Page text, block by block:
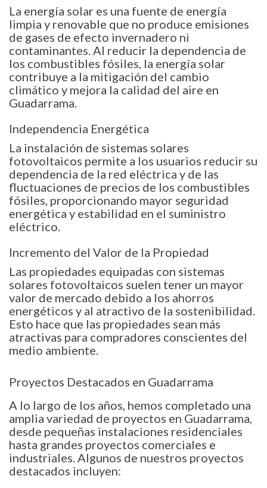
La energía solar es una fuente de energía
limpia y renovable que no produce emisiones
de gases de efecto invernadero ni
contaminantes. Al reducir la dependencia de
los combustibles fósiles, la energía solar
contribuye a la mitigación del cambio
climático y mejora la calidad del aire en
Guadarrama.
Independencia Energética
La instalación de sistemas solares
fotovoltaicos permite a los usuarios reducir su
dependencia de la red eléctrica y de las
fluctuaciones de precios de los combustibles
fósiles, proporcionando mayor seguridad
energética y estabilidad en el suministro
eléctrico.
Incremento del Valor de la Propiedad
Las propiedades equipadas con sistemas
solares fotovoltaicos suelen tener un mayor
valor de mercado debido a los ahorros
energéticos y al atractivo de la sostenibilidad.
Esto hace que las propiedades sean más
atractivas para compradores conscientes del
medio ambiente.
Proyectos Destacados en Guadarrama
A lo largo de los años, hemos completado una
amplia variedad de proyectos en Guadarrama,
desde pequeñas instalaciones residenciales
hasta grandes proyectos comerciales e
industriales. Algunos de nuestros proyectos
destacados incluyen: